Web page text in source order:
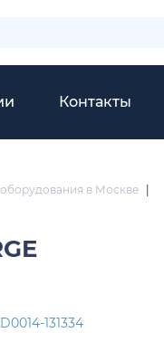
Контакты
в Москве
131334